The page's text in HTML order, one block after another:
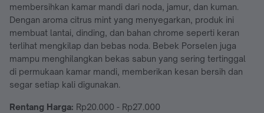
membersihkan kamar mandi dari noda, jamur, dan kuman.
Dengan aroma citrus mint yang menyegarkan, produk ini
membuat lantai, dinding, dan bahan chrome seperti keran
terlihat mengkilap dan bebas noda. Bebek Porselen juga
mampu menghilangkan bekas sabun yang sering tertinggal
di permukaan kamar mandi, memberikan kesan bersih dan
segar setiap kali digunakan.
Rentang Harga: Rp20.000 - Rp27.000